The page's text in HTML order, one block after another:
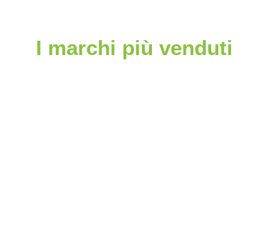
I marchi più venduti